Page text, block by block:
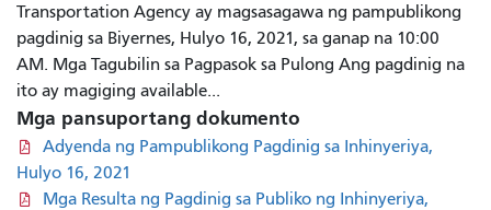
Transportation Agency ay magsasagawa ng pampublikong
pagdinig sa Biyernes, Hulyo 16, 2021, sa ganap na 10:00
AM. Mga Tagubilin sa Pagpasok sa Pulong Ang pagdinig na
ito ay magiging available...
Mga pansuportang dokumento
Adyenda ng Pampublikong Pagdinig sa Inhinyeriya,
Hulyo 16, 2021
Mga Resulta ng Pagdinig sa Publiko ng Inhinyeriya,